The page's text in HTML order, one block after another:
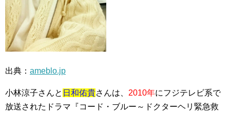
出典： ameblo.jp
小林涼子さんと 日和佑貴さんは、 2010年にフジテレビ系で
放送されたドラマ『コード・ブルー～ドクターヘリ緊急救